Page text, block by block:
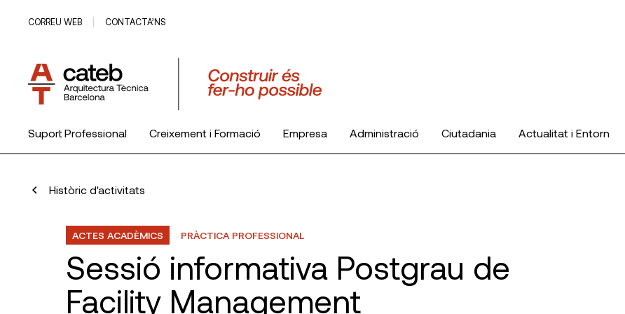
CORREU WEB CONTACTA’NS
Suport Professional Creixement i Formació Empresa Administració Ciutadania Actualitat i Entorn
Històric d'activitats
ACTES ACADÈMICS PRÀCTICA PROFESSIONAL
Sessió informativa Postgrau de
Facility Management